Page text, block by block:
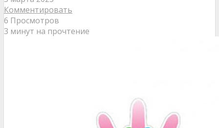
Комментировать
6 Просмотров
3 минут на прочтение